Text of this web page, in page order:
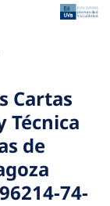
Cartas
Técnica
de
74-